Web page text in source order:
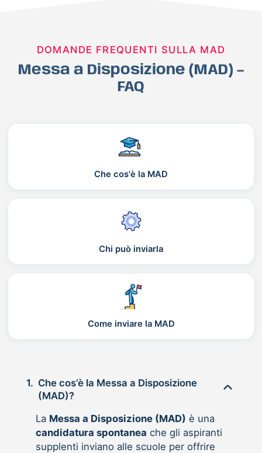
DOMANDE FREQUENTI SULLA MAD
Messa a Disposizione (MAD) –
FAQ
Che cos'è la MAD
Chi può inviarla
Come inviare la MAD
1. Che cos’è la Messa a Disposizione
(MAD)?
La Messa a Disposizione (MAD) è una
candidatura spontanea che gli aspiranti
supplenti inviano alle scuole per offrire